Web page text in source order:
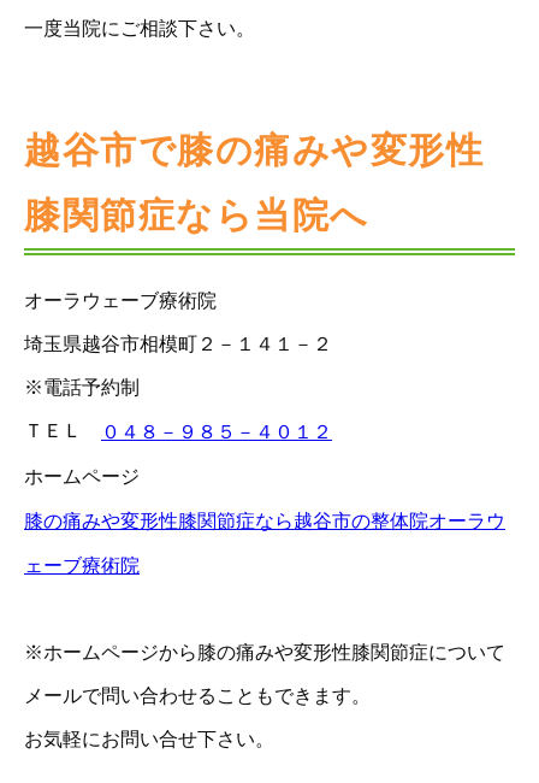
一度当院にご相談下さい。
越谷市で膝の痛みや変形性
膝関節症なら当院へ
オーラウェーブ療術院
埼玉県越谷市相模町２－１４１－２
※電話予約制
ＴＥＬ ０４８－９８５－４０１２
ホームページ
膝の痛みや変形性膝関節症なら越谷市の整体院オーラウ
ェーブ療術院
※ホームページから膝の痛みや変形性膝関節症について
メールで問い合わせることもできます。
お気軽にお問い合せ下さい。